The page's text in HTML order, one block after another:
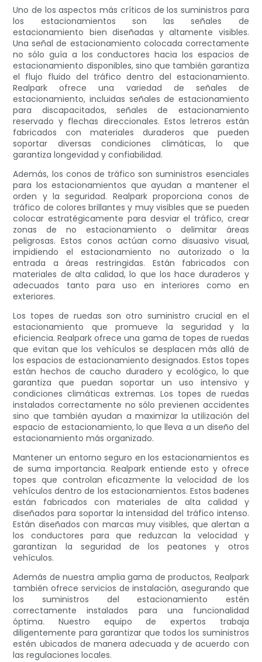
Uno de los aspectos más críticos de los suministros para
los estacionamientos son las señales de
estacionamiento bien diseñadas y altamente visibles.
Una señal de estacionamiento colocada correctamente
no sólo guía a los conductores hacia los espacios de
estacionamiento disponibles, sino que también garantiza
el flujo fluido del tráfico dentro del estacionamiento.
Realpark ofrece una variedad de señales de
estacionamiento, incluidas señales de estacionamiento
para discapacitados, señales de estacionamiento
reservado y flechas direccionales. Estos letreros están
fabricados con materiales duraderos que pueden
soportar diversas condiciones climáticas, lo que
garantiza longevidad y confiabilidad.
Además, los conos de tráfico son suministros esenciales
para los estacionamientos que ayudan a mantener el
orden y la seguridad. Realpark proporciona conos de
tráfico de colores brillantes y muy visibles que se pueden
colocar estratégicamente para desviar el tráfico, crear
zonas de no estacionamiento o delimitar áreas
peligrosas. Estos conos actúan como disuasivo visual,
impidiendo el estacionamiento no autorizado o la
entrada a áreas restringidas. Están fabricados con
materiales de alta calidad, lo que los hace duraderos y
adecuados tanto para uso en interiores como en
exteriores.
Los topes de ruedas son otro suministro crucial en el
estacionamiento que promueve la seguridad y la
eficiencia. Realpark ofrece una gama de topes de ruedas
que evitan que los vehículos se desplacen más allá de
los espacios de estacionamiento designados. Estos topes
están hechos de caucho duradero y ecológico, lo que
garantiza que puedan soportar un uso intensivo y
condiciones climáticas extremas. Los topes de ruedas
instalados correctamente no sólo previenen accidentes
sino que también ayudan a maximizar la utilización del
espacio de estacionamiento, lo que lleva a un diseño del
estacionamiento más organizado.
Mantener un entorno seguro en los estacionamientos es
de suma importancia. Realpark entiende esto y ofrece
topes que controlan eficazmente la velocidad de los
vehículos dentro de los estacionamientos. Estos badenes
están fabricados con materiales de alta calidad y
diseñados para soportar la intensidad del tráfico intenso.
Están diseñados con marcas muy visibles, que alertan a
los conductores para que reduzcan la velocidad y
garantizan la seguridad de los peatones y otros
vehículos.
Además de nuestra amplia gama de productos, Realpark
también ofrece servicios de instalación, asegurando que
los suministros del estacionamiento estén
correctamente instalados para una funcionalidad
óptima. Nuestro equipo de expertos trabaja
diligentemente para garantizar que todos los suministros
estén ubicados de manera adecuada y de acuerdo con
las regulaciones locales.